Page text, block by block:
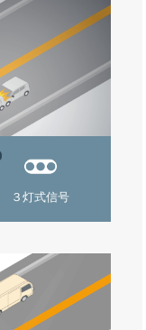
３灯式信号